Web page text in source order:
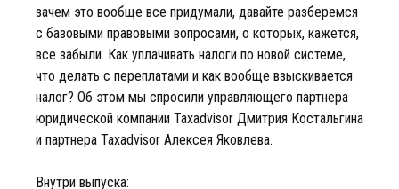
зачем это вообще все придумали, давайте разберемся
с базовыми правовыми вопросами, о которых, кажется,
все забыли. Как уплачивать налоги по новой системе,
что делать с переплатами и как вообще взыскивается
налог? Об этом мы спросили управляющего партнера
юридической компании Taxadvisor Дмитрия Костальгина
и партнера Taxadvisor Алексея Яковлева.
Внутри выпуска: